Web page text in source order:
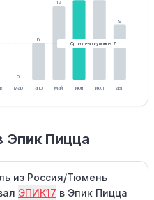
0
мар
6
апр
12
май июн июл
9
авг
Ср. кол-во купонов: 6
Эпик Пицца
из Россия/Тюмень
ЭПИК17 в Эпик Пицца